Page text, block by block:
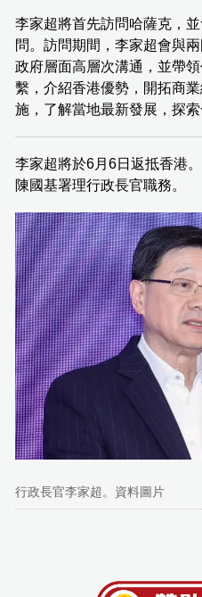
李家超將首先訪問哈薩克，
問。訪問期間，李家超會與
政府層面高層次溝通，並帶
繫，介紹香港優勢，開拓商
施，了解當地最新發展，探索
李家超將於6月6日返抵香港
陳國基署理行政長官職務。
行政長官李家超。資料圖片